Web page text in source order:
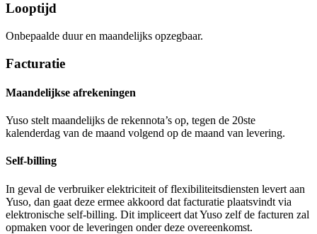
Looptijd
Onbepaalde duur en maandelijks opzegbaar.
Facturatie
Maandelijkse afrekeningen
Yuso stelt maandelijks de rekennota’s op, tegen de 20ste
kalenderdag van de maand volgend op de maand van levering.
Self-billing
In geval de verbruiker elektriciteit of flexibiliteitsdiensten levert aan
Yuso, dan gaat deze ermee akkoord dat facturatie plaatsvindt via
elektronische self-billing. Dit impliceert dat Yuso zelf de facturen zal
opmaken voor de leveringen onder deze overeenkomst.